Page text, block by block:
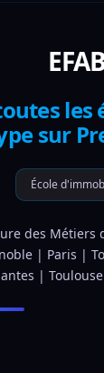
les
sur
École
des Métiers
| Paris |
|